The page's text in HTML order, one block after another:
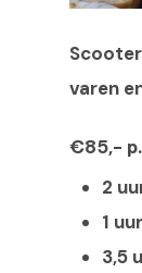
varen
€85,-
2
1
3,5